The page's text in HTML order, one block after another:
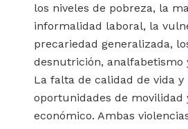
los niveles de pobreza, la
informalidad laboral, la
precariedad generalizada,
desnutrición, analfabetismo
La falta de calidad de vida y
oportunidades de movilidad
económico. Ambas